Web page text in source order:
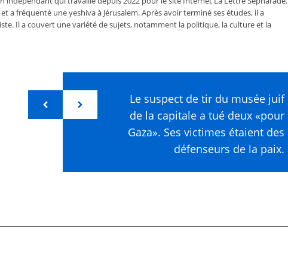
a fréquenté une yeshiva à Jérusalem. Après avoir terminé ses études, il a
Il a couvert une variété de sujets, notamment la politique, la culture et la
Le suspect de tir du musée juif
de la capitale a tué deux «pour
Gaza». Ses victimes étaient des
défenseurs de la paix.